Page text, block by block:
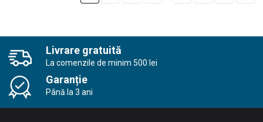
Livrare gratuită
La comenzile de minim 500 lei
Garanție
Până la 3 ani